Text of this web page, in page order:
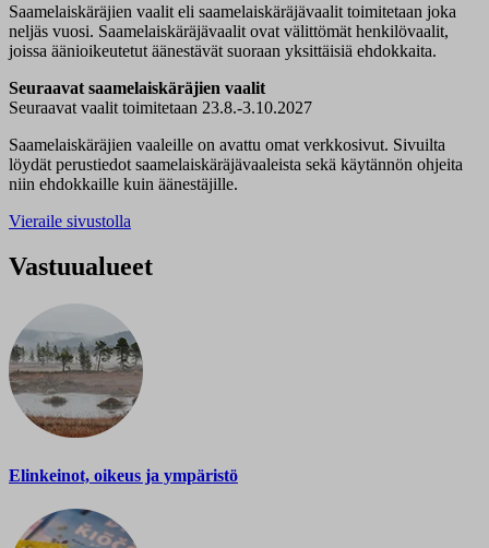
Saamelaiskäräjien vaalit eli saamelaiskäräjävaalit toimitetaan joka
neljäs vuosi. Saamelaiskäräjävaalit ovat välittömät henkilövaalit,
joissa äänioikeutetut äänestävät suoraan yksittäisiä ehdokkaita.
Seuraavat saamelaiskäräjien vaalit
Seuraavat vaalit toimitetaan 23.8.-3.10.2027
Saamelaiskäräjien vaaleille on avattu omat verkkosivut. Sivuilta
löydät perustiedot saamelaiskäräjävaaleista sekä käytännön ohjeita
niin ehdokkaille kuin äänestäjille.
Vieraile sivustolla
Vastuualueet
Elinkeinot, oikeus ja ympäristö